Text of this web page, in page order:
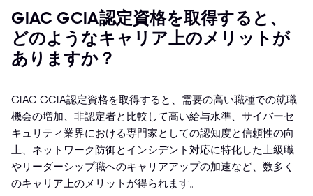
GIAC GCIA認定資格を取得すると、
どのようなキャリア上のメリットが
ありますか？
GIAC GCIA認定資格を取得すると、需要の高い職種での就職
機会の増加、非認定者と比較して高い給与水準、サイバーセ
キュリティ業界における専門家としての認知度と信頼性の向
上、ネットワーク防御とインシデント対応に特化した上級職
やリーダーシップ職へのキャリアアップの加速など、数多く
のキャリア上のメリットが得られます。